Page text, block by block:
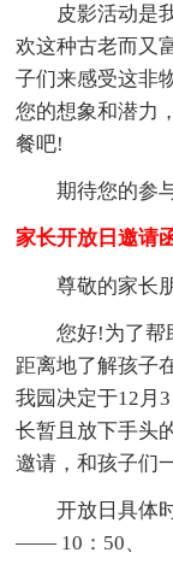
皮影活动是
欢这种古老而又
子们来感受这非
您的想象和潜力
餐吧!
期待您的参
家长开放日邀请
尊敬的家长
您好!为了帮
距离地了解孩子
我园决定于12月
长暂且放下手头
邀请，和孩子们
开放日具体
—— 10：50、